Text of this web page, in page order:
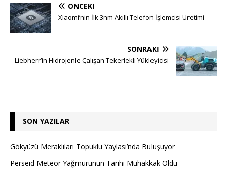
ÖNCEKI
Xiaomi’nin İlk 3nm Akıllı Telefon İşlemcisi Üretimi
SONRAKI
Liebherr’in Hidrojenle Çalışan Tekerlekli Yükleyicisi
SON YAZILAR
Gökyüzü Meraklıları Topuklu Yaylası’nda Buluşuyor
Perseid Meteor Yağmurunun Tarihi Muhakkak Oldu